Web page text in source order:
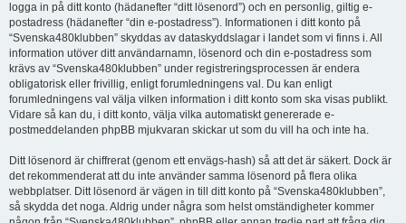
logga in på ditt konto (hädanefter “ditt lösenord”) och en personlig, giltig e-
postadress (hädanefter “din e-postadress”). Informationen i ditt konto på
“Svenska480klubben” skyddas av dataskyddslagar i landet som vi finns i. All
information utöver ditt användarnamn, lösenord och din e-postadress som
krävs av “Svenska480klubben” under registreringsprocessen är endera
obligatorisk eller frivillig, enligt forumledningens val. Du kan enligt
forumledningens val välja vilken information i ditt konto som ska visas publikt.
Vidare så kan du, i ditt konto, välja vilka automatiskt genererade e-
postmeddelanden phpBB mjukvaran skickar ut som du vill ha och inte ha.
Ditt lösenord är chiffrerat (genom ett envägs-hash) så att det är säkert. Dock är
det rekommenderat att du inte använder samma lösenord på flera olika
webbplatser. Ditt lösenord är vägen in till ditt konto på “Svenska480klubben”,
så skydda det noga. Aldrig under några som helst omständigheter kommer